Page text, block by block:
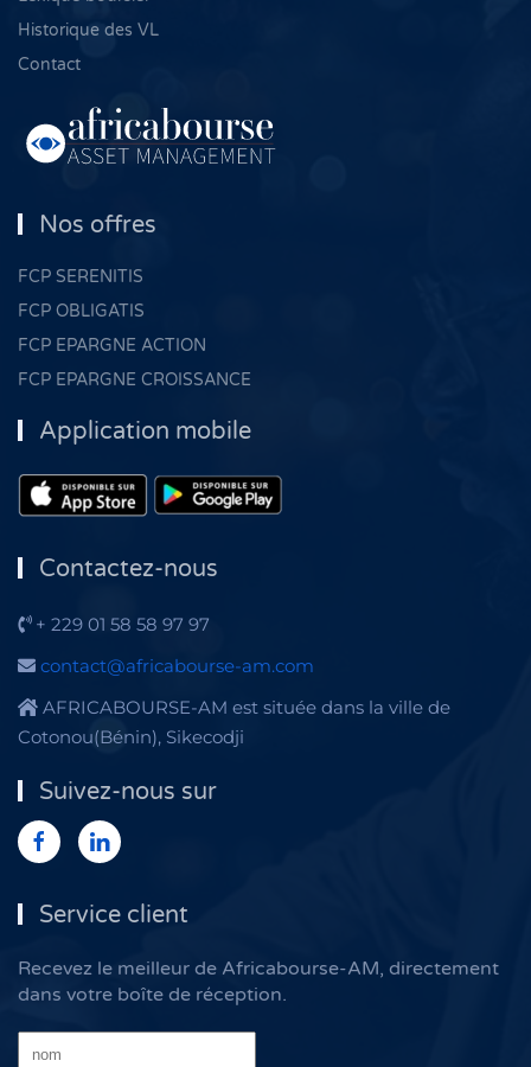
Historique des VL
Contact
Nos offres
FCP SERENITIS
FCP OBLIGATIS
FCP EPARGNE ACTION
FCP EPARGNE CROISSANCE
Application mobile
Contactez-nous
+ 229 01 58 58 97 97
contact@africabourse-am.com
AFRICABOURSE-AM est située dans la ville de
Cotonou(Bénin), Sikecodji
Suivez-nous sur
Service client
Recevez le meilleur de Africabourse-AM, directement
dans votre boîte de réception.